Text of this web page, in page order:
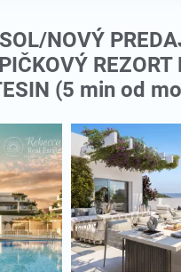
NOVÝ
REZORT
(5 min od